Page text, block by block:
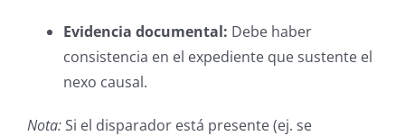
Evidencia documental: Debe haber
consistencia en el expediente que sustente el
nexo causal.
Nota:Si el disparador está presente (ej. se